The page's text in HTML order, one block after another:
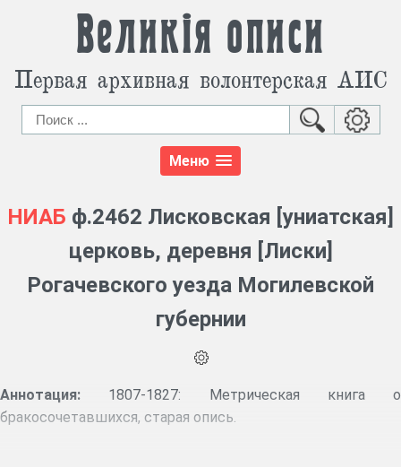
Великія описи
Первая архивная волонтерская АИС
Меню
НИАБ ф.2462 Лисковская [униатская]
церковь, деревня [Лиски]
Рогачевского уезда Могилевской
губернии
Аннотация: 1807-1827: Метрическая книга о
бракосочетавшихся, старая опись.